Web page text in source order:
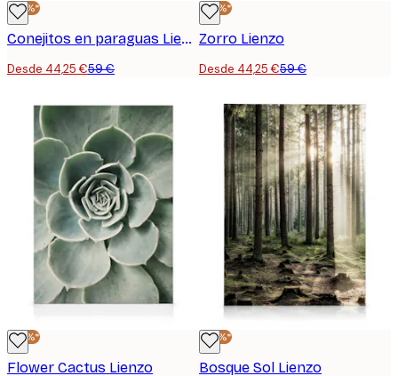
-25%*
Conejitos en paraguas Lienzo
Desde 44,25 €59 €
-25%*
Zorro Lienzo
Desde 44,25 €59 €
-25%*
Flower Cactus Lienzo
-25%*
Bosque Sol Lienzo